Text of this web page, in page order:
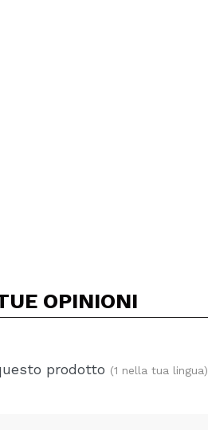
OPINIONI
prodotto (1 nella tua lingua)